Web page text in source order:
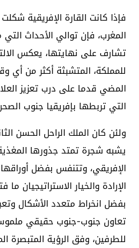
فإذا كانت القارة الإفريقية
المغرب، فإن توالي الأحداث
تشارف على نهايتها، يعكس
للمملكة، المتشبثة أكثر من
المضي قدما على درب تعزيز
التي تربطها بإفريقيا جنوب
ولئن كان الملك الراحل الحسن
يشبه شجرة تمتد جذورها
الإفريقي، وتتنفس بفضل
الإرادة والخيار الاستراتيجيان
بفضل انخراط متعدد الأشكال
تعاون جنوب-جنوب حقيقي
للطرفين، وفق الرؤية